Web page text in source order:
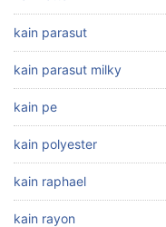
kain parasut
kain parasut milky
kain pe
kain polyester
kain raphael
kain rayon